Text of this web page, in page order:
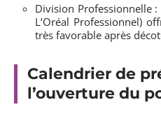
Division Professionnelle
L’Oréal Professionnel)
très favorable après
Calendrier de
l’ouverture du